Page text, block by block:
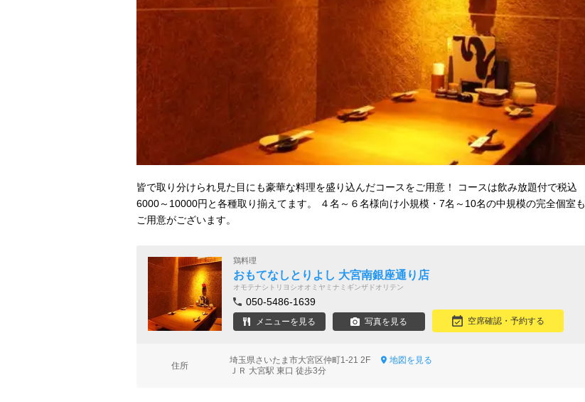
皆で取り分けられ見た目にも豪華な料理を盛り込んだコースをご用意！ コースは飲み放題付で税込
6000～10000円と各種取り揃えてます。 ４名～６名様向け小規模・7名～10名の中規模の完全個室も
ご用意がございます。
鶏料理
おもてなしとりよし 大宮南銀座通り店
オモテナシトリヨシオオミヤミナミギンザドオリテン
050-5486-1639
メニューを見る 写真を見る 空席確認・予約する
住所
埼玉県さいたま市大宮区仲町1-21 2F
地図を見る
ＪＲ 大宮駅 東口 徒歩3分